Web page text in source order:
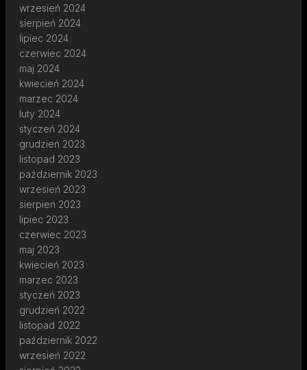
wrzesień 2024
sierpień 2024
lipiec 2024
czerwiec 2024
maj 2024
kwiecień 2024
marzec 2024
luty 2024
styczeń 2024
grudzień 2023
listopad 2023
październik 2023
wrzesień 2023
sierpień 2023
lipiec 2023
czerwiec 2023
maj 2023
kwiecień 2023
marzec 2023
styczeń 2023
grudzień 2022
listopad 2022
październik 2022
wrzesień 2022